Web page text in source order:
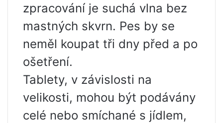
zpracování je suchá vlna bez
mastných skvrn. Pes by se
neměl koupat tři dny před a po
ošetření.
Tablety, v závislosti na
velikosti, mohou být podávány
celé nebo smíchané s jídlem,